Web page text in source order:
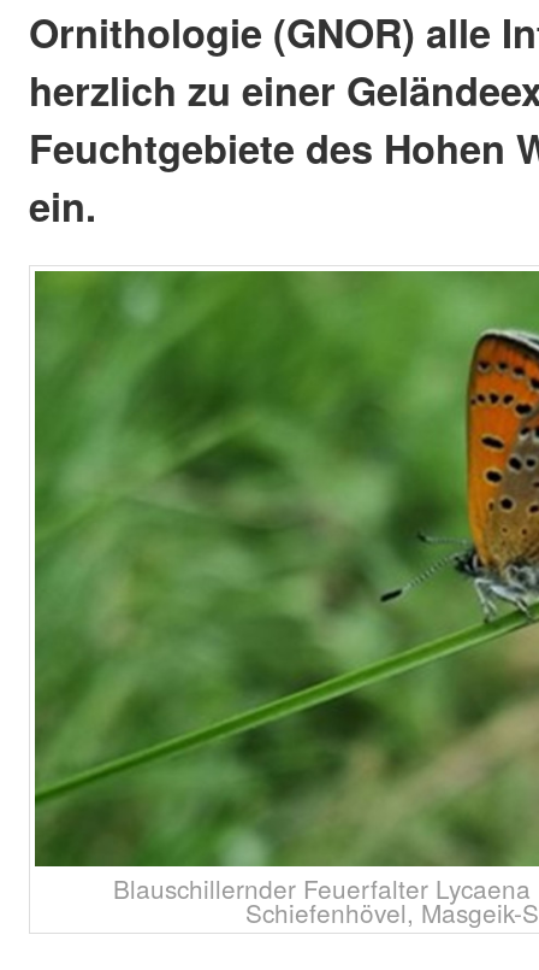
Ornithologie (GNOR) alle
herzlich zu einer
Feuchtgebiete des Hohen
ein.
Blauschillernder Feuerfalter
Schiefenhövel, Masgeik-